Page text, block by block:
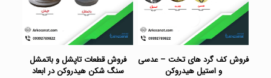
فروش کف گرد های تخت – عدسی
و استیل هیدروکن
فروش قطعات تاپشل و باتمشل
سنگ شکن هیدروکن در ابعاد